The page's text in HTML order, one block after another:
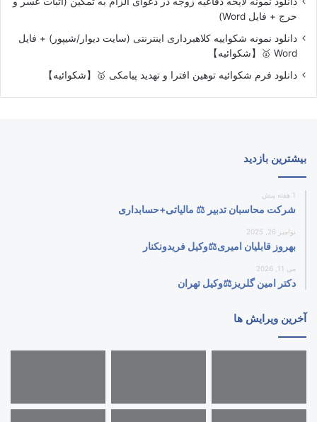
حرج + فایل Word)
دانلود نمونه شکواییه کلاهبرداری اینترنتی (سایت دیوار/شیپور) + فایل
Word 🥇【شکوائیه】
دانلود فرم شکوائیه توهین افترا و تهدید پیامکی 🥇【شکوائیه】
بیشترین بازدید
1 هفته پیش
شرکت محاسبان تدبیر ⚖️ مالیاتی+حسابداری
نوامبر 26, 2025
بهروز قابلیان امیری⚖️وکیل فریدونکنار
می 11, 2026
دکتر امین گلریز⚖️وکیل تهران
آخرین ویرایش ها